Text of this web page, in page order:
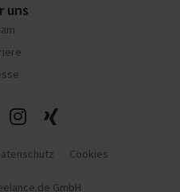
uns
Cookies
GmbH